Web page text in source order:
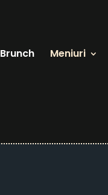
Brunch Meniuri